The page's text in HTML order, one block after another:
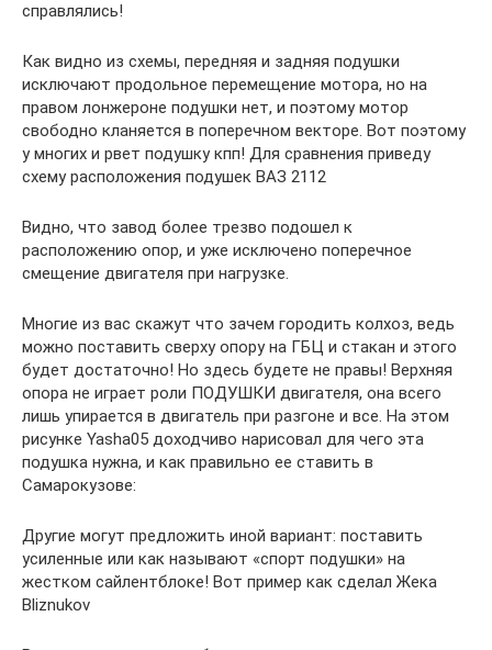
справлялись!
Как видно из схемы, передняя и задняя подушки
исключают продольное перемещение мотора, но на
правом лонжероне подушки нет, и поэтому мотор
свободно кланяется в поперечном векторе. Вот поэтому
у многих и рвет подушку кпп! Для сравнения приведу
схему расположения подушек ВАЗ 2112
Видно, что завод более трезво подошел к
расположению опор, и уже исключено поперечное
смещение двигателя при нагрузке.
Многие из вас скажут что зачем городить колхоз, ведь
можно поставить сверху опору на ГБЦ и стакан и этого
будет достаточно! Но здесь будете не правы! Верхняя
опора не играет роли ПОДУШКИ двигателя, она всего
лишь упирается в двигатель при разгоне и все. На этом
рисунке Yasha05 доходчиво нарисовал для чего эта
подушка нужна, и как правильно ее ставить в
Самарокузове:
Другие могут предложить иной вариант: поставить
усиленные или как называют «спорт подушки» на
жестком сайлентблоке! Вот пример как сделал Жека
Bliznukov